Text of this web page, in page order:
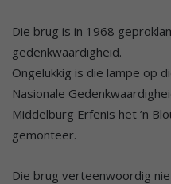
Die brug is in 1968
gedenkwaardigheid.
Ongelukkig is die lampe op
Nasionale
Middelburg Erfenis het ’n
gemonteer.
Die brug verteenwoordig